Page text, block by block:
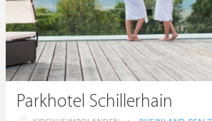
Parkhotel Schillerhain